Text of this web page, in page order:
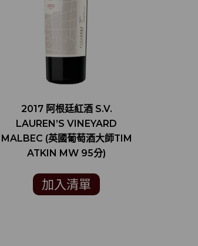
2017 阿根廷紅酒 S.V.
LAUREN’S VINEYARD
MALBEC (英國葡萄酒大師TIM
ATKIN MW 95分)
加入清單